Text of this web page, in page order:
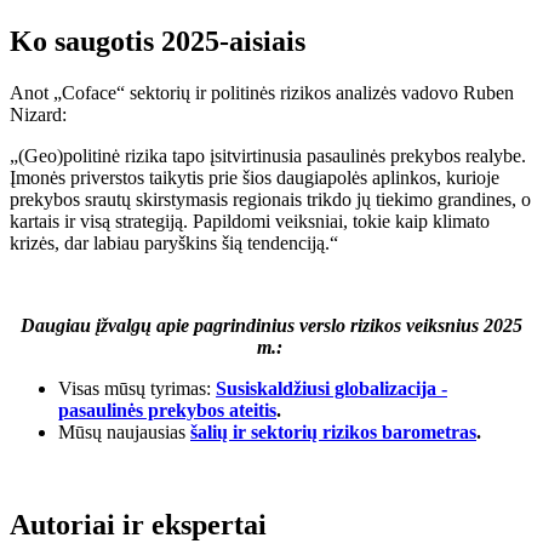
Ko saugotis 2025-aisiais
Anot „Coface“ sektorių ir politinės rizikos analizės vadovo Ruben
Nizard:
„(Geo)politinė rizika tapo įsitvirtinusia pasaulinės prekybos realybe.
Įmonės priverstos taikytis prie šios daugiapolės aplinkos, kurioje
prekybos srautų skirstymasis regionais trikdo jų tiekimo grandines, o
kartais ir visą strategiją. Papildomi veiksniai, tokie kaip klimato
krizės, dar labiau paryškins šią tendenciją.“
Daugiau įžvalgų apie pagrindinius verslo rizikos veiksnius 2025
m.:
Visas mūsų tyrimas: Susiskaldžiusi globalizacija -
pasaulinės prekybos ateitis.
Mūsų naujausias šalių ir sektorių rizikos barometras.
Autoriai ir ekspertai